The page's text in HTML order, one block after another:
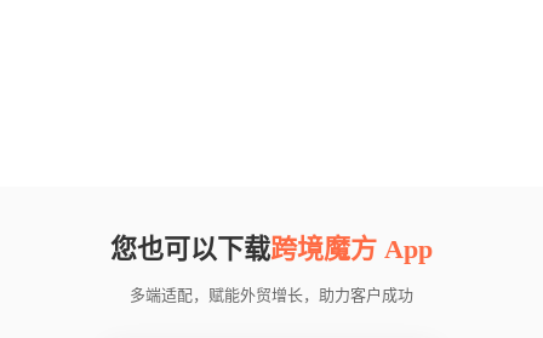
您也可以下载跨境魔方 App
多端适配，赋能外贸增长，助力客户成功